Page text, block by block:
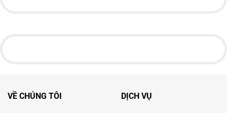
VỀ CHÚNG TÔI DỊCH VỤ